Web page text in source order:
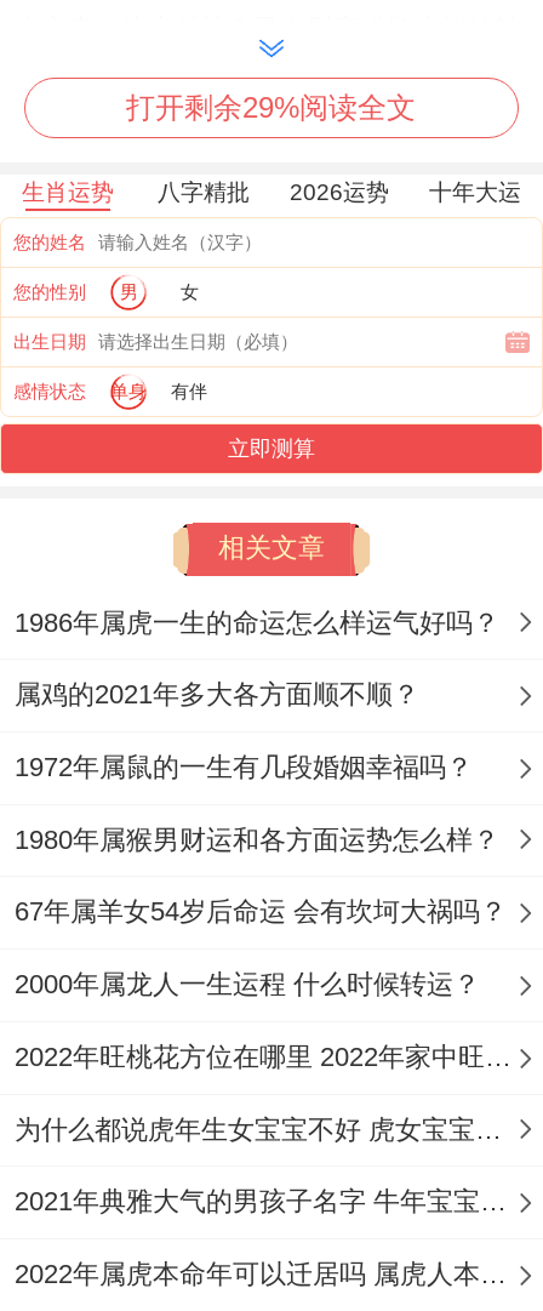
运走大运 - 往往能够有真不错的财富收入~
能够给家庭带来更好的财富积累...
3、1972属鼠转运年是2027年
在这一年属鼠人的家庭运势异常的不错 - 自
己的子女已经长大能够给家里帮上忙~总体
上的家庭运势会越来越好，在同时自己的身
体依然很的硬朗、能够给自己的子女提供力
所能及的帮助，不仅如此也能够更好的为铺
路 - 家庭运势非常的好,子女也非常的孝顺孝
敬再加上也相当的争气~往往在这一年能够
给家庭带来好转机 - 在同时自己全局的身体
状态依然保持得相当好~家人团结一心能够
打开剩余29%阅读全文
生肖运势 八字精批 2026运势 十年大运
您的姓名
您的性别 男 女
出生日期
感情状态 单身 有伴
立即测算
相关文章
1986年属虎一生的命运怎么样运气好吗？
属鸡的2021年多大各方面顺不顺？
1972年属鼠的一生有几段婚姻幸福吗？
1980年属猴男财运和各方面运势怎么样？
67年属羊女54岁后命运 会有坎坷大祸吗？
2000年属龙人一生运程 什么时候转运？
2022年旺桃花方位在哪里 2022年家中旺桃花位置
为什么都说虎年生女宝宝不好 虎女宝宝命好吗？
2021年典雅大气的男孩子名字 牛年宝宝名字推荐
2022年属虎本命年可以迁居吗 属虎人本命年注意事项